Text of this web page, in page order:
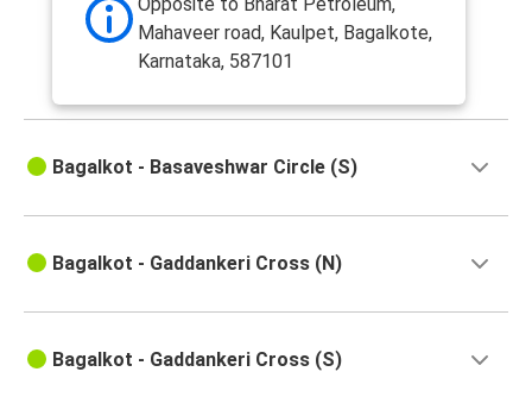
Mahaveer road, Kaulpet, Bagalkote,
Karnataka, 587101
Bagalkot - Basaveshwar Circle (S)
Bagalkot - Gaddankeri Cross (N)
Bagalkot - Gaddankeri Cross (S)